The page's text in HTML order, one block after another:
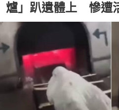
爐」趴遺體上 慘遭